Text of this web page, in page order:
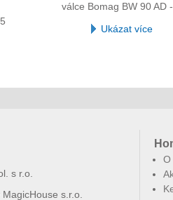
válce Bomag BW 90 AD
Ukázat více
s r.o.
MagicHouse s.r.o.
O